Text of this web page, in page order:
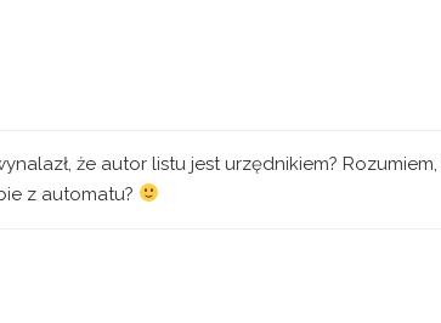
że autor listu jest urzędnikiem?
z automatu?